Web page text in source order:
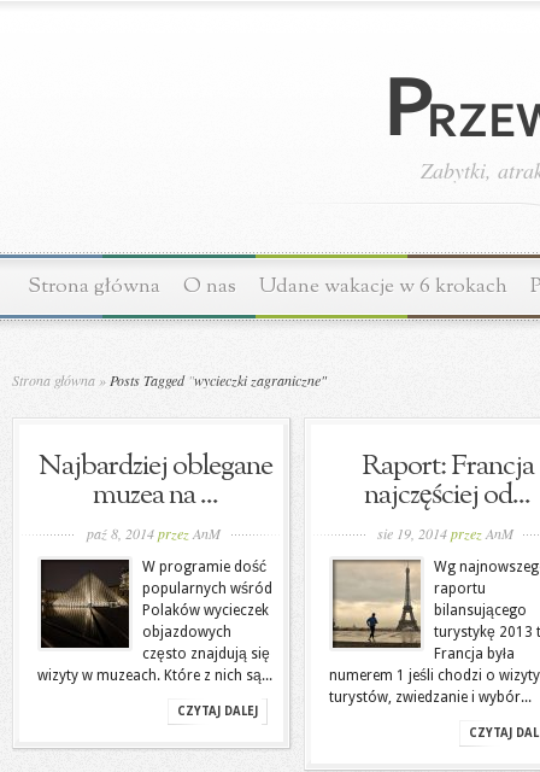
Zabytki,
Strona główna O nas Udane wakacje w 6 krokach
Strona główna » Posts Tagged "wycieczki zagraniczne"
Najbardziej oblegane
muzea na ...
paź 8, 2014przez AnM
W programie dość
popularnych wśród
Polaków wycieczek
objazdowych
często znajdują się
wizyty w muzeach. Które z nich są...
CZYTAJ DALEJ
Raport: Francja
najczęściej od...
sie 19, 2014przez AnM
Wg
raportu
bilansującego
turystykę 2013
Francja była
numerem 1 jeśli chodzi o wizyty
turystów, zwiedzanie i wybór...
CZYTAJ